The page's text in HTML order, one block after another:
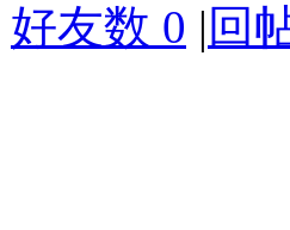
好友数 0 | 回